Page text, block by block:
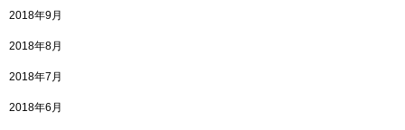
2018年9月
2018年8月
2018年7月
2018年6月